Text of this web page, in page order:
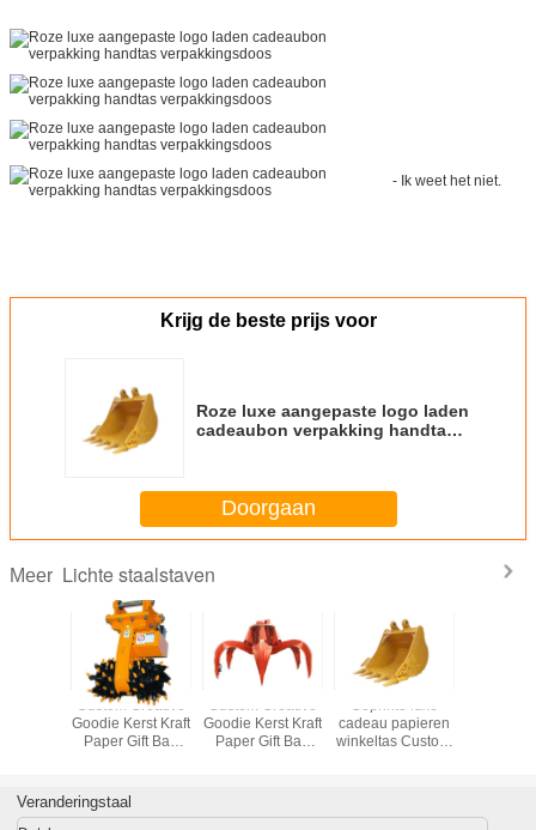
- Ik weet het niet.
Krijg de beste prijs voor
Roze luxe aangepaste logo laden
cadeaubon verpakking handtas
Doorgaan
Meer Lichte staalstaven
Custom Creative
Goodie Kerst Kraft
Paper Gift Bag
Decorative Party
Custom Creative
Goodie Kerst Kraft
Paper Gift Bag
Geprinte luxe
cadeau papieren
winkeltas Custom
Veranderingstaal